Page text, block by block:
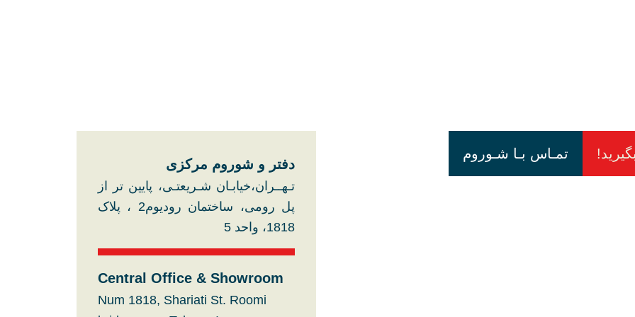
تمـاس بـا شـوروم
دفتر و شوروم مرکزی​
تـهــران،خیابـان شـریعتـی، پایین تر از
پل رومی، ساختمان رودیوم2 ، پلاک
1818، واحد 5
Central Office & Showroom
Num 1818, Shariati St. Roomi